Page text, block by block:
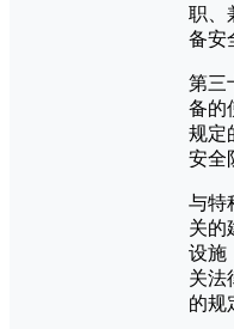
职、
备安
第三
备的
规定
安全
与特
关的
设施
关法
的规